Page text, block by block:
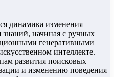
динамика изменения
знаний, начиная с ручных
генеративными
интеллекте.
развития поисковых
и изменению поведения